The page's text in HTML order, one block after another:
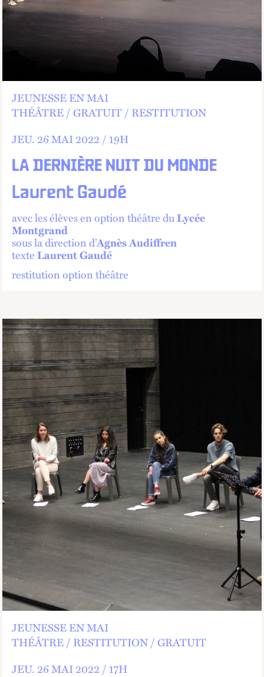
LA DERNIÈRE NUIT DU MONDE
Laurent Gaudé
JEUNESSE EN MAI
THÉÂTRE
GRATUIT
RESTITUTION
JEU. 26 MAI 2022 /19H
avec les élèves en option théâtre duLycée
Montgrand
sous la direction d’Agnès Audiffren
texteLaurent Gaudé
restitution option théâtre
JEUNESSE EN MAI
THÉÂTRE
RESTITUTION
GRATUIT
JEU. 26 MAI 2022 /17H